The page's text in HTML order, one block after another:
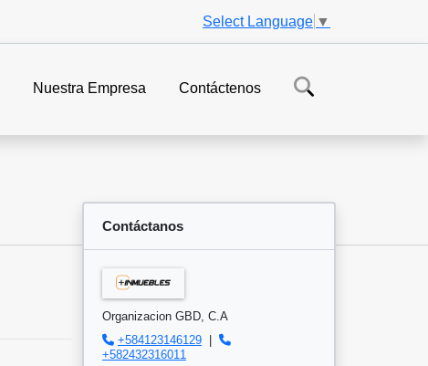
Select Language ▼
Nuestra Empresa Contáctenos
Contáctanos
Organizacion GBD, C.A
+584123146129 |
+582432316011